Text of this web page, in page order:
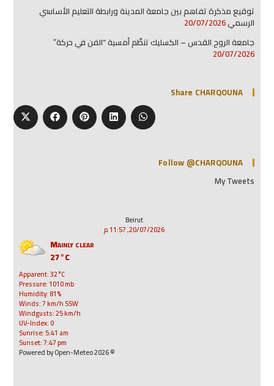
توقيع مذكرة تفاهم بين جامعة المدينة ورابطة التعليم الأساسي
الرسمي20/07/2026
جامعة الروح القدس – الكسليك تنظّم أمسية “الفن في حركة”
20/07/2026
Share CHARQOUNA
Follow @CHARQOUNA
My Tweets
Beirut
20/07/2026, 11:57 م
Mainly clear
27°C
Apparent: 32°C
Pressure: 1010 mb
Humidity: 81%
Winds: 7 km/h SSW
Windgusts: 25 km/h
UV-Index: 0
Sunrise: 5:41 am
Sunset: 7:47 pm
© 2026 Powered by Open-Meteo